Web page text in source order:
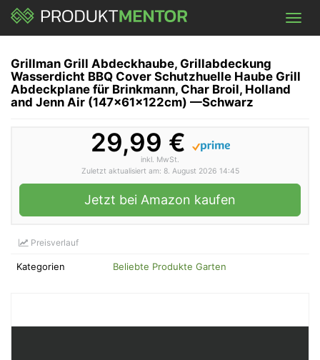
Skip
main
Grillman Grill Abdeckhaube, Grillabdeckung
Wasserdicht BBQ Cover Schutzhuelle Haube Grill
Abdeckplane für Brinkmann, Char Broil, Holland
and Jenn Air (147x61x122cm) —Schwarz
29,99 €
inkl. MwSt.
Zuletzt aktualisiert am: 8. August 2026 14:45
Jetzt bei Amazon kaufen
Preisverlauf
Kategorien Beliebte Produkte Garten